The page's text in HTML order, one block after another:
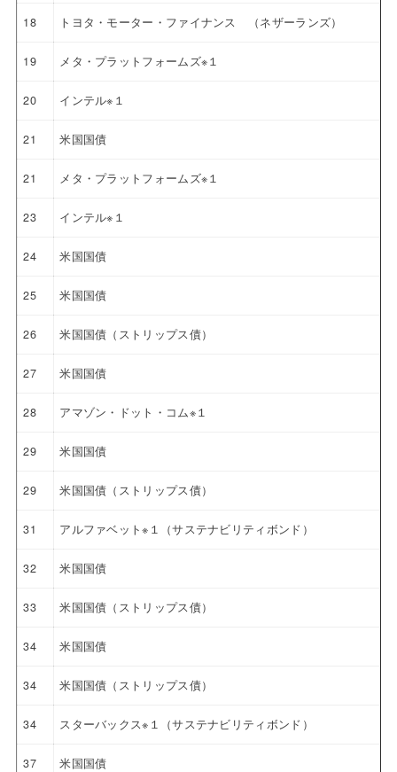
18 トヨタ・モーター・ファイナンス （ネザーランズ）
19 メタ・プラットフォームズ※１
20 インテル※１
21 米国国債
21 メタ・プラットフォームズ※１
23 インテル※１
24 米国国債
25 米国国債
26 米国国債（ストリップス債）
27 米国国債
28 アマゾン・ドット・コム※１
29 米国国債
29 米国国債（ストリップス債）
31 アルファベット※１（サステナビリティボンド）
32 米国国債
33 米国国債（ストリップス債）
34 米国国債
34 米国国債（ストリップス債）
34 スターバックス※１（サステナビリティボンド）
37 米国国債